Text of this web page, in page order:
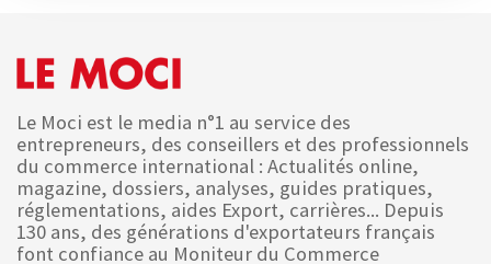
Le Moci est le media n°1 au service des
entrepreneurs, des conseillers et des professionnels
du commerce international : Actualités online,
magazine, dossiers, analyses, guides pratiques,
réglementations, aides Export, carrières... Depuis
130 ans, des générations d'exportateurs français
font confiance au Moniteur du Commerce